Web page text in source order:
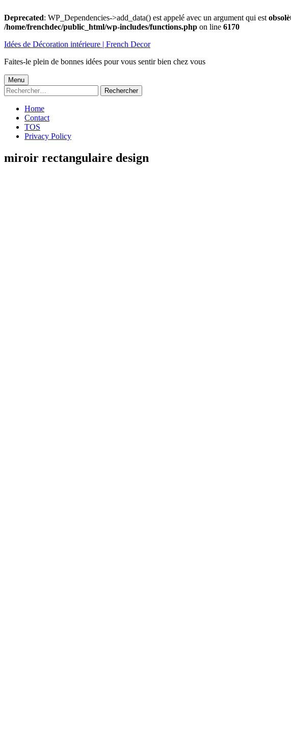
Deprecated: WP_Dependencies->add_data() est appelé avec un argument qui est
/home/frenchdec/public_html/wp-includes/functions.php on line 6170
au
Idées de Décoration intérieure | French Decor
Faites-le plein de bonnes idées pour vous sentir bien chez vous
Menu
principal
Menu
Rechercher :
Home
Contact
TOS
Privacy Policy
miroir rectangulaire design